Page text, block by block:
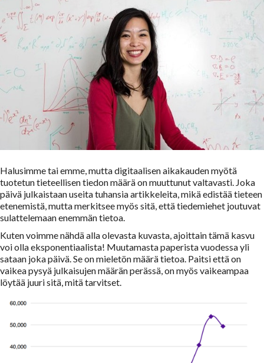
Halusimme tai emme, mutta digitaalisen aikakauden myötä
tuotetun tieteellisen tiedon määrä on muuttunut valtavasti. Joka
päivä julkaistaan useita tuhansia artikkeleita, mikä edistää tieteen
etenemistä, mutta merkitsee myös sitä, että tiedemiehet joutuvat
sulattelemaan enemmän tietoa.
Kuten voimme nähdä alla olevasta kuvasta, ajoittain tämä kasvu
voi olla eksponentiaalista! Muutamasta paperista vuodessa yli
sataan joka päivä. Se on mieletön määrä tietoa. Paitsi että on
vaikea pysyä julkaisujen määrän perässä, on myös vaikeampaa
löytää juuri sitä, mitä tarvitset.